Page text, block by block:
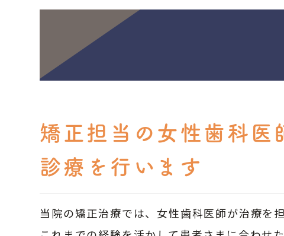
矯正 担当の女性歯科医
診療を行います
当院の矯正治療では、女性歯科医師が治療を担